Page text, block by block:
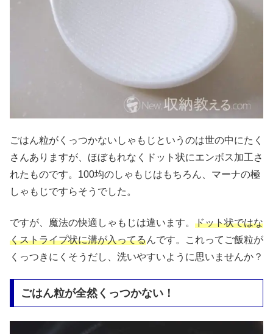
ごはん粒がくっつかないしゃもじというのは世の中にたく
さんありますが、ほぼもれなくドット状にエンボス加工さ
れたものです。100均のしゃもじはもちろん、マーナの極
しゃもじですらそうでした。
ですが、魔法の快適しゃもじは違います。 ドット状ではな
くストライプ状に溝が入ってるんです。これってご飯粒が
くっつきにくそうだし、洗いやすいように思いませんか？
ごはん粒が全然くっつかない！